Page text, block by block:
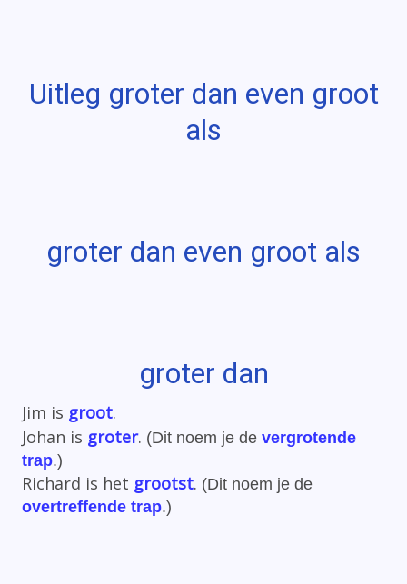
Uitleg groter dan even groot
als
groter dan even groot als
groter dan
Jim is groot.
Johan is groter. (Dit noem je de vergrotende
trap.)
Richard is het grootst. (Dit noem je de
overtreffende trap.)